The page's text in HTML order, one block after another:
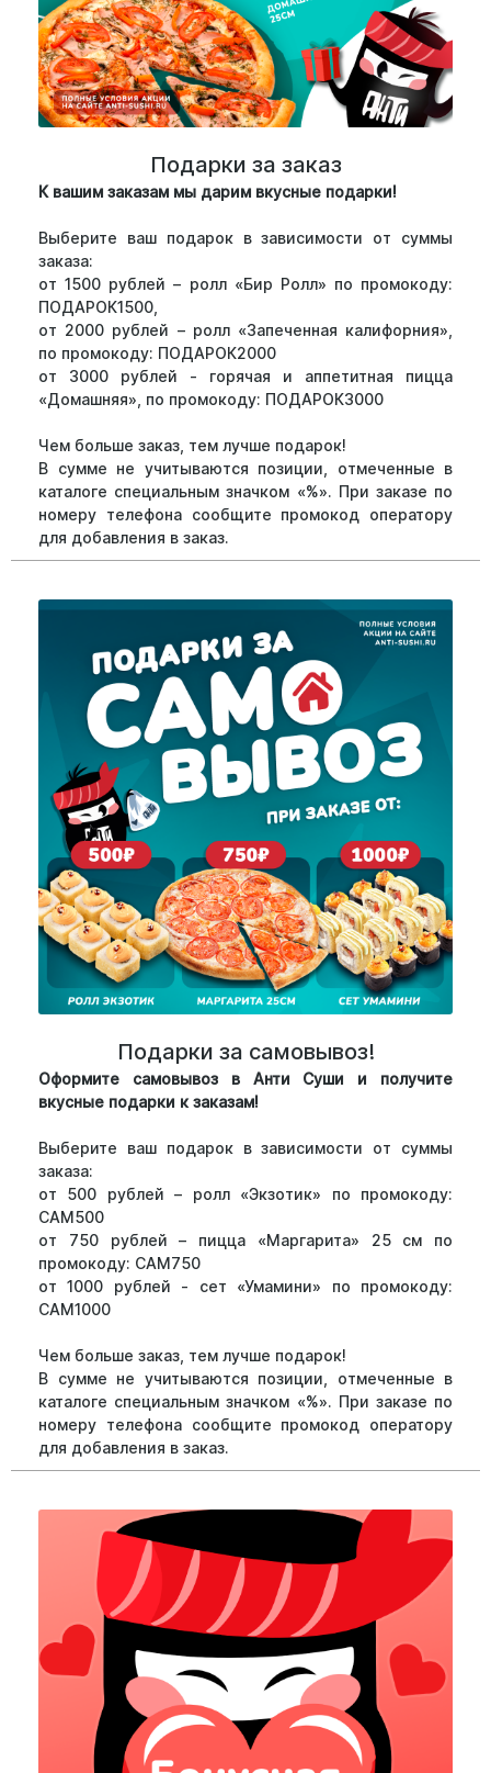
Подарки за заказ
К вашим заказам мы дарим вкусные подарки!
Выберите ваш подарок в зависимости от суммы
заказа:
от 1500 рублей – ролл «Бир Ролл» по промокоду:
ПОДАРОК1500,
от 2000 рублей – ролл «Запеченная калифорния»,
по промокоду: ПОДАРОК2000
от 3000 рублей - горячая и аппетитная пицца
«Домашняя», по промокоду: ПОДАРОК3000
Чем больше заказ, тем лучше подарок!
В сумме не учитываются позиции, отмеченные в
каталоге специальным значком «%». При заказе по
номеру телефона сообщите промокод оператору
для добавления в заказ.
Подарки за самовывоз!
Оформите самовывоз в Анти Суши и получите
вкусные подарки к заказам!
Выберите ваш подарок в зависимости от суммы
заказа:
от 500 рублей – ролл «Экзотик» по промокоду:
САМ500
от 750 рублей – пицца «Маргарита» 25 см по
промокоду: САМ750
от 1000 рублей - сет «Умамини» по промокоду:
САМ1000
Чем больше заказ, тем лучше подарок!
В сумме не учитываются позиции, отмеченные в
каталоге специальным значком «%». При заказе по
номеру телефона сообщите промокод оператору
для добавления в заказ.